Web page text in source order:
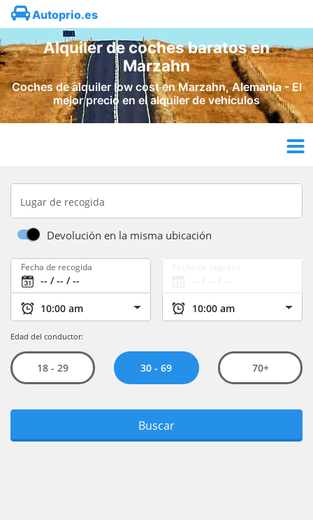
Autoprio.es
Alquiler de coches baratos en
Marzahn
Coches de alquiler low cost en Marzahn, Alemania - El
mejor precio en el alquiler de vehículos